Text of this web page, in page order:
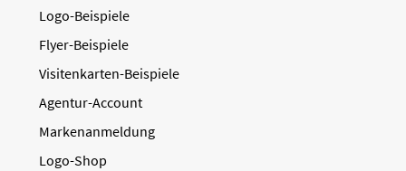
Logo-Beispiele
Flyer-Beispiele
Visitenkarten-Beispiele
Agentur-Account
Markenanmeldung
Logo-Shop